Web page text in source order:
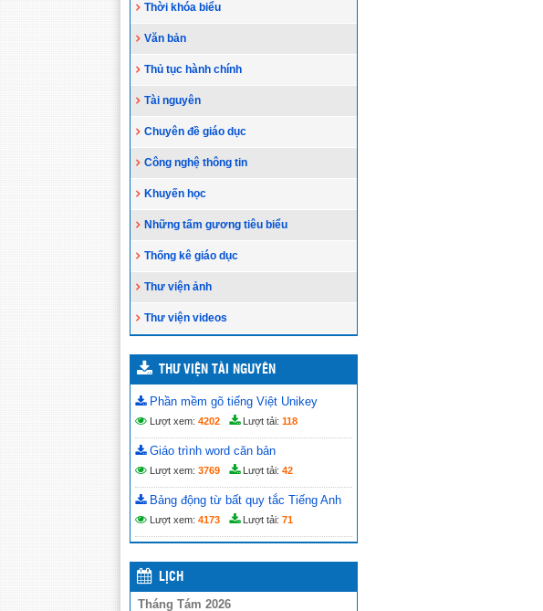
Thời khóa biểu
Văn bản
Thủ tục hành chính
Tài nguyên
Chuyên đề giáo dục
Công nghệ thông tin
Khuyến học
Những tấm gương tiêu biểu
Thống kê giáo dục
Thư viện ảnh
Thư viện videos
THƯ VIỆN TÀI NGUYÊN
Phần mềm gõ tiếng Việt Unikey
Lượt xem: 4202 Lượt tải: 118
Giáo trình word căn bản
Lượt xem: 3769 Lượt tải: 42
Bảng động từ bất quy tắc Tiếng Anh
Lượt xem: 4173 Lượt tải: 71
LỊCH
Tháng Tám 2026